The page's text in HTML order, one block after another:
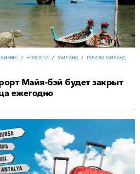
/ НОВОСТИ / ТАИЛАНД / ТУРИЗМ ТАИЛАНД
Майя-бэй будет закрыт
ежегодно